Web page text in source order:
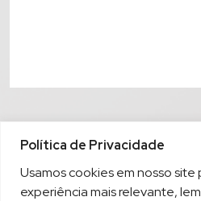
Política de Privacidade
Usamos cookies em nosso
experiência mais relevante,